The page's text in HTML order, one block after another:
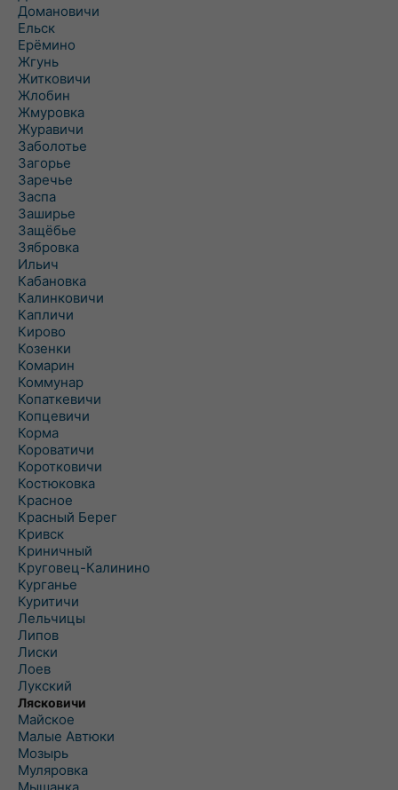
Домановичи
Ельск
Ерёмино
Жгунь
Житковичи
Жлобин
Жмуровка
Журавичи
Заболотье
Загорье
Заречье
Заспа
Заширье
Защёбье
Зябровка
Ильич
Кабановка
Калинковичи
Капличи
Кирово
Козенки
Комарин
Коммунар
Копаткевичи
Копцевичи
Корма
Короватичи
Коротковичи
Костюковка
Красное
Красный Берег
Кривск
Криничный
Круговец-Калинино
Курганье
Куритичи
Лельчицы
Липов
Лиски
Лоев
Лукский
Лясковичи
Майское
Малые Автюки
Мозырь
Муляровка